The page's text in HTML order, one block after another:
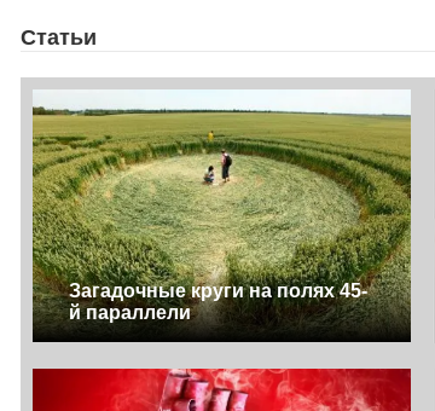
Статьи
Загадочные круги на полях 45-
й параллели